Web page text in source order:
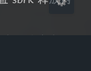
额外内存